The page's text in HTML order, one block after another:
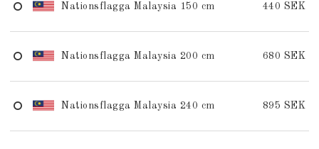
Nationsflagga Malaysia 150 cm 440 SEK
Nationsflagga Malaysia 200 cm 680 SEK
Nationsflagga Malaysia 240 cm 895 SEK